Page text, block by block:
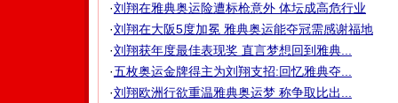
·刘翔在雅典奥运险遭标枪意外 体坛成高危行业
·刘翔在大阪5度加冕 雅典奥运能夺冠需感谢福地
·刘翔获年度最佳表现奖 直言梦想回到雅典...
·五枚奥运金牌得主为刘翔支招:回忆雅典夺...
·刘翔欧洲行欲重温雅典奥运梦 称争取比出...